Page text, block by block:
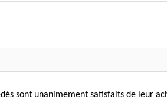
sont unanimement satisfaits de leur